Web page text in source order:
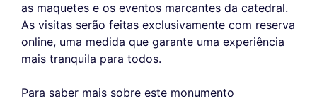
as maquetes e os eventos marcantes da catedral.
As visitas serão feitas exclusivamente com reserva
online, uma medida que garante uma experiência
mais tranquila para todos.
Para saber mais sobre este monumento